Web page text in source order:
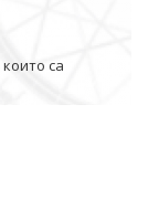
които са